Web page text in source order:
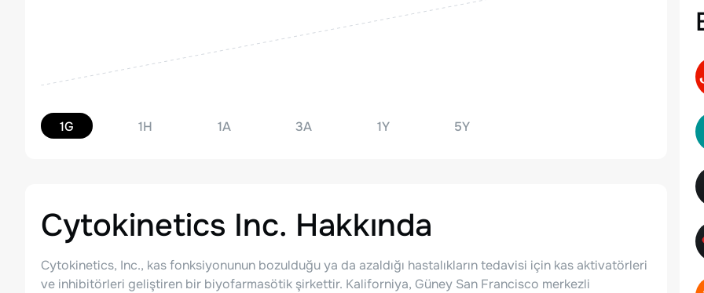
1G 1H 1A 3A 1Y 5Y
Cytokinetics Inc. Hakkında
Cytokinetics, Inc., kas fonksiyonunun bozulduğu ya da azaldığı hastalıkların tedavisi için kas aktivatörleri
ve inhibitörleri geliştiren bir biyofarmasötik şirkettir. Kaliforniya, Güney San Francisco merkezli